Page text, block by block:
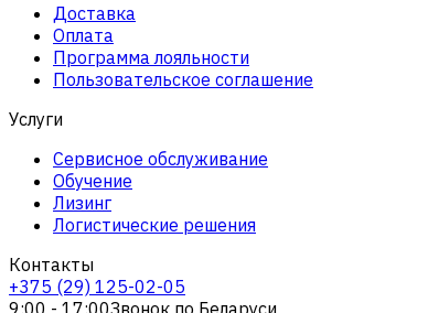
Доставка
Оплата
Программа лояльности
Пользовательское соглашение
Услуги
Сервисное обслуживание
Обучение
Лизинг
Логистические решения
Контакты
+375 (29) 125-02-05
9:00 - 17:00Звонок по Беларуси